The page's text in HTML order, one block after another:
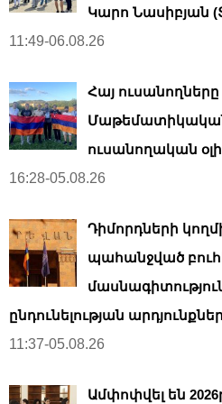
Կարո Նասիբյան
11:49-06.08.26
Հայ ուսանողները
ուսանողական
16:28-05.08.26
Դիմորդների
պահանջված
ընդունելության
11:37-05.08.26
Ամփոփվել են